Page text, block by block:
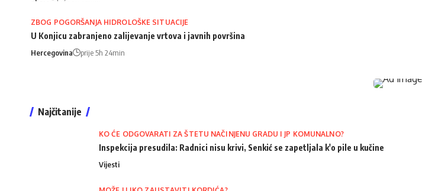
ZBOG POGORŠANJA HIDROLOŠKE SITUACIJE
U Konjicu zabranjeno zalijevanje vrtova i javnih površina
Hercegovina prije 5h 24min
Najčitanije
KO ĆE ODGOVARATI ZA ŠTETU NAČINJENU GRADU I JP KOMUNALNO?
Inspekcija presudila: Radnici nisu krivi, Senkić se zapetljala k'o pile u kučine
Vijesti